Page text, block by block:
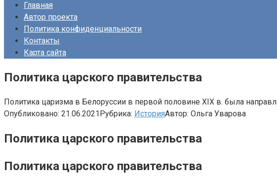
Главная
Автор проекта
Политика конфиденциальности
Контакты
Карта сайта
Политика царского правительства
Политика царизма в Белоруссии в первой половине ХIХ в. была
Опубликовано: 21.06.2021Рубрика: ИсторияАвтор: Ольга Уварова
Политика царского правительства
Политика царского правительства